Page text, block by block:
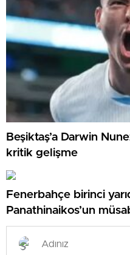
Beşiktaş’a Darwin
kritik gelişme
Fenerbahçe birinci
Panathinaikos’un
Misli’den Günün